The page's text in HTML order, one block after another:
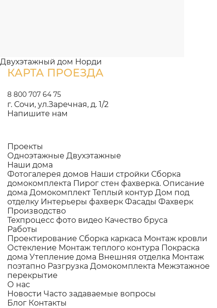
Двухэтажный дом Норди
КАРТА ПРОЕЗДА
8 800 707 64 75
г. Сочи, ул.Заречная, д. 1/2
Напишите нам
Проекты
Одноэтажные Двухэтажные
Наши дома
Фотогалерея домов Наши стройки Сборка
домокомплекта Пирог стен фахверка. Описание
дома Домокомплект Теплый контур Дом под
отделку Интерьеры фахверк Фасады Фахверк
Производство
Техпроцесс фото видео Качество бруса
Работы
Проектирование Сборка каркаса Монтаж кровли
Остекление Монтаж теплого контура Покраска
дома Утепление дома Внешняя отделка Монтаж
поэтапно Разгрузка Домокомплекта Межэтажное
перекрытие
О нас
Новости Часто задаваемые вопросы
Блог Контакты